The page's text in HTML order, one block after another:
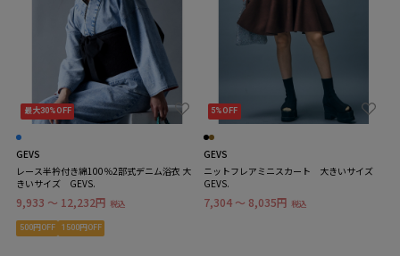
最大30%OFF
GEVS
レース半衿付き綿100％2部式デニム浴衣 大
きいサイズ GEVS.
9,933 ～ 12,232円 税込
500円OFF 1500円OFF
5%OFF
GEVS
ニットフレアミニスカート 大きいサイズ
GEVS.
7,304 ～ 8,035円 税込